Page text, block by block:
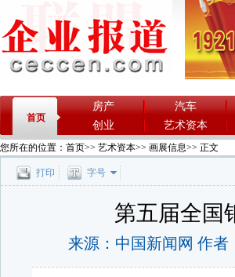
首页
房产 汽车
创业
艺术资本
您所在的位置： 首页>> 艺术资本>> 画展信息>> 正文
打印 字号
第五届全国
来源：中国新闻网 作者